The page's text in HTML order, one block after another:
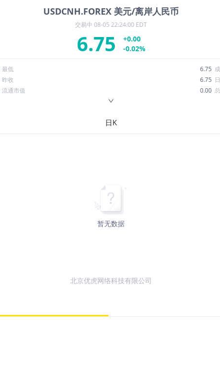
USDCNH.FOREX 美元/离岸人民币
交易中 08-05 22:24:00 EDT
6.75
+0.00
-0.02%
最低 6.75
昨收 6.75
流通市值 0.00
日K
暂无数据
北京优虎网络科技有限公司